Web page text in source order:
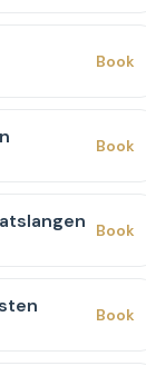
Book
Book
Book
Book